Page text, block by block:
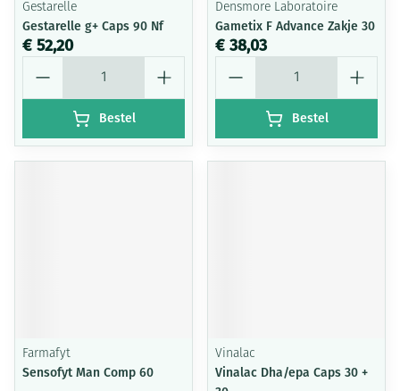
Gestarelle
Gestarelle g+ Caps 90 Nf
€ 52,20
Bestel
Densmore Laboratoire
Gametix F Advance Zakje 30
€ 38,03
Bestel
Farmafyt
Sensofyt Man Comp 60
Vinalac
Vinalac Dha/epa Caps 30 +